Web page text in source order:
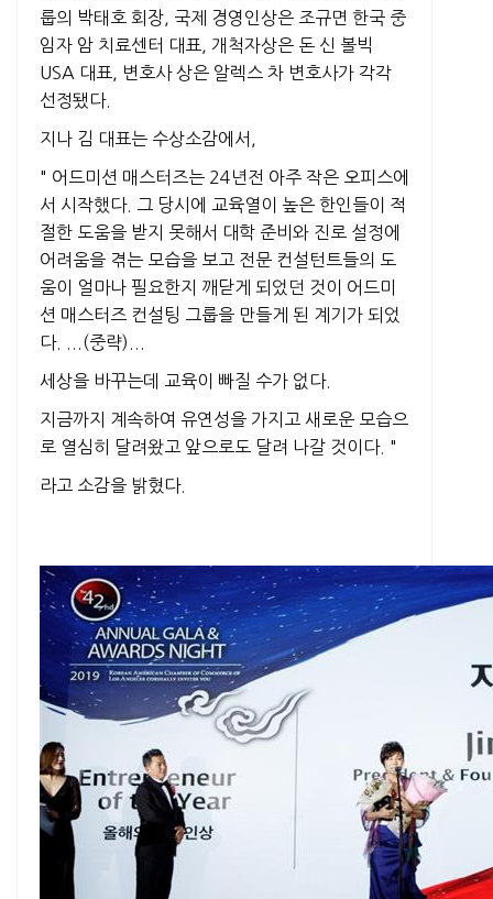
룹의 박태호 회장, 국제 경영인상은 조규면 한국 중
임자 암 치료센터 대표, 개척자상은 돈 신 볼빅
USA 대표, 변호사 상은 알렉스 차 변호사가 각각
선정됐다.
지나 김 대표는 수상소감에서,
" 어드미션 매스터즈는 24년전 아주 작은 오피스에
서 시작했다. 그 당시에 교육열이 높은 한인들이 적
절한 도움을 받지 못해서 대학 준비와 진로 설정에
어려움을 겪는 모습을 보고 전문 컨설턴트들의 도
움이 얼마나 필요한지 깨닫게 되었던 것이 어드미
션 매스터즈 컨설팅 그룹을 만들게 된 계기가 되었
다. ...(중략)...
세상을 바꾸는데 교육이 빠질 수가 없다.
지금까지 계속하여 유연성을 가지고 새로운 모습으
로 열심히 달려왔고 앞으로도 달려 나갈 것이다. "
라고 소감을 밝혔다.